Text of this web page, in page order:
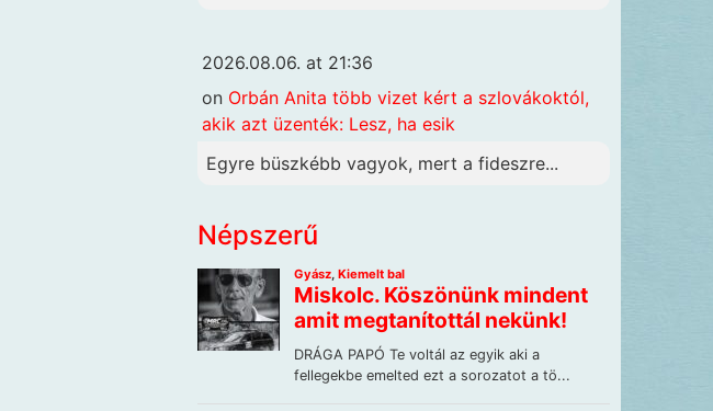
2026.08.06. at 21:36
on Orbán Anita több vizet kért a szlovákoktól,
akik azt üzenték: Lesz, ha esik
Egyre büszkébb vagyok, mert a fideszre...
Népszerű